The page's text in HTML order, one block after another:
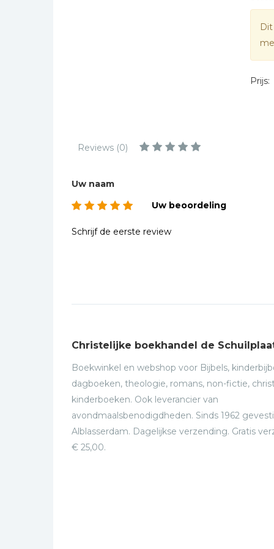
Toeristische kaarten en
Taalstudie
Wenskaarten
Prijs:
Reviews (0)
Uw naam
Uw beoordeling
Schrijf de eerste review
Christelijke boekhandel de
Boekwinkel en webshop voor Bijbels,
dagboeken, theologie, romans, non-fictie,
kinderboeken. Ook leverancier van
avondmaalsbenodigdheden. Sinds 1962
Alblasserdam. Dagelijkse verzending. Gratis
€ 25,00.